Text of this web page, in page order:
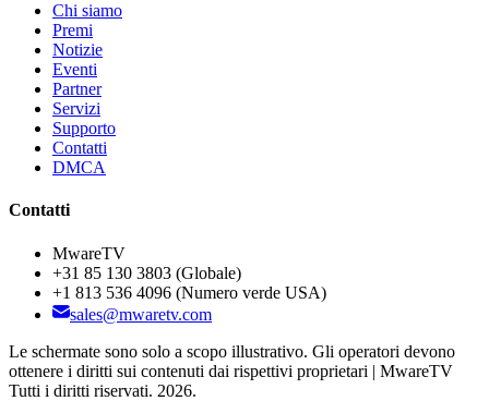
Chi siamo
Premi
Notizie
Eventi
Partner
Servizi
Supporto
Contatti
DMCA
Contatti
MwareTV
+31 85 130 3803 (Globale)
+1 813 536 4096 (Numero verde USA)
sales@mwaretv.com
Le schermate sono solo a scopo illustrativo. Gli operatori devono
ottenere i diritti sui contenuti dai rispettivi proprietari | MwareTV
Tutti i diritti riservati. 2026.